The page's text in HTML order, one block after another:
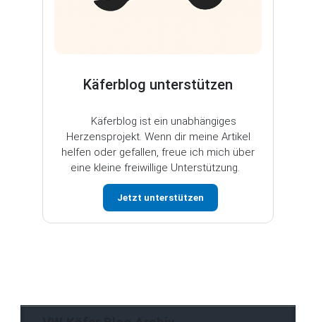
Käferblog unterstützen
Käferblog ist ein unabhängiges
Herzensprojekt. Wenn dir meine Artikel
helfen oder gefallen, freue ich mich über
eine kleine freiwillige Unterstützung.
Jetzt unterstützen